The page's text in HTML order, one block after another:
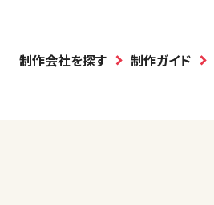
制作会社を探す 制作ガイド